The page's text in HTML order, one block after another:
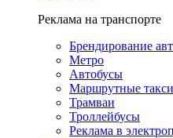
Реклама на транспорте
Брендирование
Метро
Автобусы
Маршрутные такси
Трамваи
Троллейбусы
Реклама в